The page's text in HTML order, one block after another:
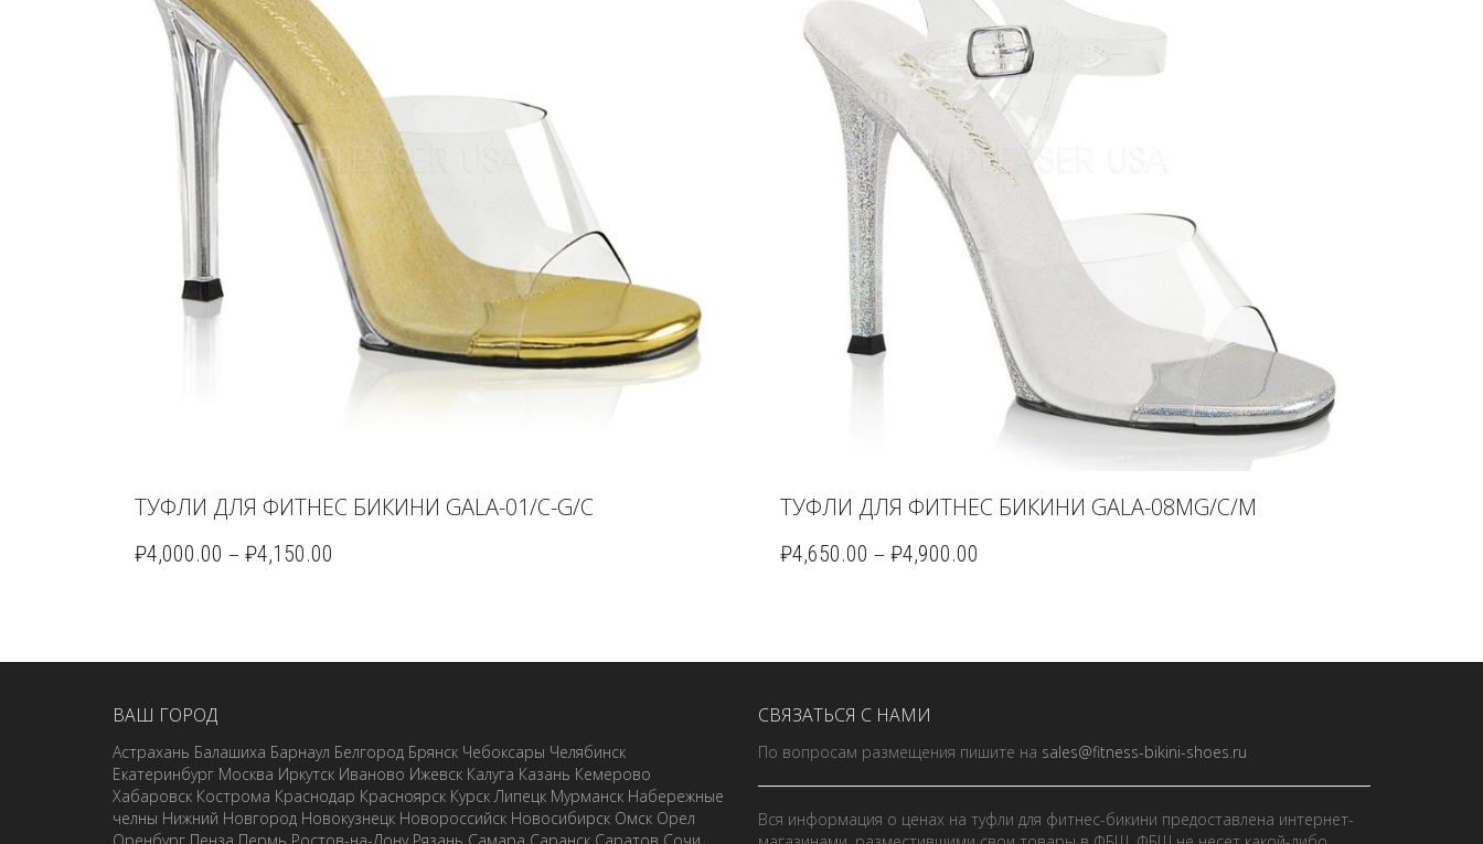
ТУФЛИ ДЛЯ ФИТНЕС БИКИНИ GALA-01/C-G/C
₽4,000.00 – ₽4,150.00
ТУФЛИ ДЛЯ ФИТНЕС БИКИНИ GALA-08MG/C/M
₽4,650.00 – ₽4,900.00
ВАШ ГОРОД
Астрахань Балашиха Барнаул Белгород Брянск Чебоксары Челябинск
Екатеринбург Москва Иркутск Иваново Ижевск Калуга Казань Кемерово
Хабаровск Кострома Краснодар Красноярск Курск Липецк Мурманск Набережные
челны Нижний Новгород Новокузнецк Новороссийск Новосибирск Омск Орел
СВЯЗАТЬСЯ С НАМИ
По вопросам размещения пишите на sales@fitness-bikini-shoes.ru
Вся информация о ценах на туфли для фитнес-бикини предоставлена интернет-